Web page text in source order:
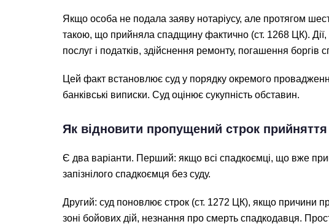
Якщо особа не подала заяву нотаріусу, але протягом
такою, що прийняла спадщину фактично (ст. 1268 ЦК).
послуг і податків, здійснення ремонту, погашення
Цей факт встановлює суд у порядку окремого
банківські виписки. Суд оцінює сукупність обставин.
Як відновити пропущений строк
Є два варіанти. Перший: якщо всі спадкоємці, що вже
запізнілого спадкоємця без суду.
Другий: суд поновлює строк (ст. 1272 ЦК), якщо причини
зоні бойових дій, незнання про смерть спадкодавця.